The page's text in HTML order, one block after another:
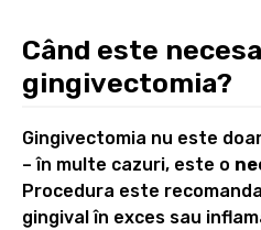
Când este
gingivectomia?
Gingivectomia nu este
– în multe cazuri, este o
Procedura este
gingival în exces sau